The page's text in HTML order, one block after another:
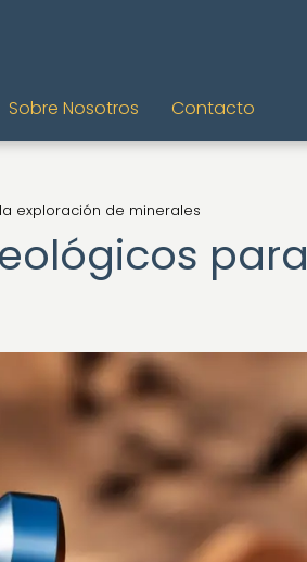
Sobre Nosotros Contacto
exploración de minerales
para